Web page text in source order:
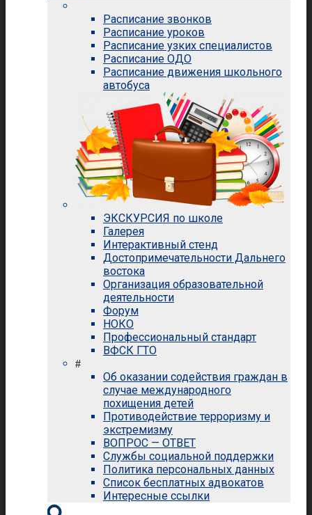
Расписание звонков
Расписание уроков
Расписание узких специалистов
Расписание ОДО
Расписание движения школьного
автобуса
ЭКСКУРСИЯ по школе
Галерея
Интерактивный стенд
Достопримечательности Дальнего
востока
Организация образовательной
деятельности
Форум
НОКО
Профессиональный стандарт
ВФСК ГТО
#
Об оказании содействия граждан в
случае международного
похищения детей
Противодействие терроризму и
экстремизму
ВОПРОС — ОТВЕТ
Службы социальной поддержки
Политика персональных данных
Список бесплатных адвокатов
Интересные ссылки